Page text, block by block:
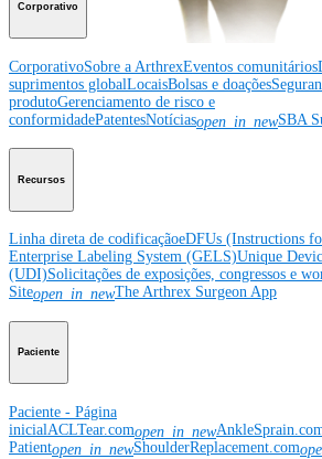
Corporativo
CorporativoSobre a ArthrexEventos comunitários
suprimentos globalLocaisBolsas e doações
produtoGerenciamento de risco e
conformidadePatentesNotíciasopen_in_newSBA
Recursos
Linha direta de codificaçãoeDFUs (Instructions
Enterprise Labeling System (GELS)Unique
(UDI)Solicitações de exposições, congressos e
Siteopen_in_newThe Arthrex Surgeon App
Paciente
Paciente - Página
inicialACLTear.comopen_in_new
Patientopen_in_newShoulderReplacement.com